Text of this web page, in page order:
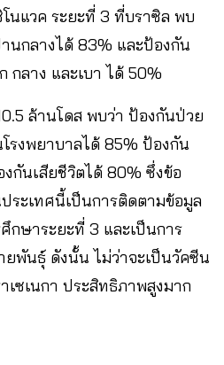
นแวค ระยะที่ 3 ที่บราซิล พบ
นกลางได้ 83% และป้องกัน
กลาง และเบา ได้ 50%
ล้านโดส พบว่า ป้องกันป่วย
รงพยาบาลได้ 85% ป้องกัน
กันเสียชีวิตได้ 80% ซึ่งข้อ
ระเทศนี้เป็นการติดตามข้อมูล
กษาระยะที่ 3 และเป็นการ
พันธุ์ ดังนั้น ไม่ว่าจะเป็นวัคซีน
เซเนกา ประสิทธิภาพสูงมาก